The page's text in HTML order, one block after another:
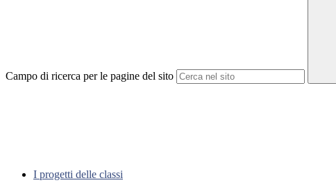
Campo di ricerca per le pagine del sito
I progetti delle classi